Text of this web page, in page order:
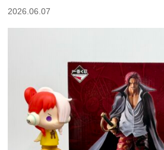
2026.06.07